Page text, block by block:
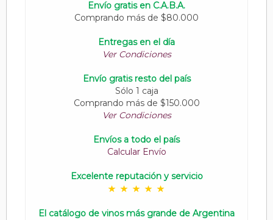
Envío gratis en C.A.B.A.
Comprando más de $80.000
Entregas en el día
Ver Condiciones
Envío gratis resto del país
Sólo 1 caja
Comprando más de $150.000
Ver Condiciones
Envíos a todo el país
Calcular Envío
Excelente reputación y servicio
El catálogo de vinos más grande de Argentina